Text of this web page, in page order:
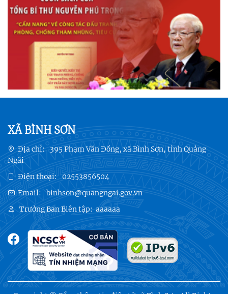
XÃ BÌNH SƠN
Địa chỉ: 395 Phạm Văn Đồng, xã Bình Sơn, tỉnh Quảng
Ngãi
Điện thoại: 02553856504
Email:
binhson@quangngai.gov.vn
Trưởng Ban Biên tập:aaaaaa